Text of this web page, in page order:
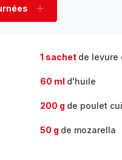
Ajouter
1 sachet de levure
60 ml d'huile
200 g de poulet
50 g de mozarella